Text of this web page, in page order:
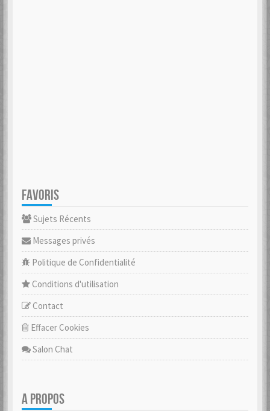
FAVORIS
Sujets Récents
Messages privés
Politique de Confidentialité
Conditions d'utilisation
Contact
Effacer Cookies
Salon Chat
A PROPOS